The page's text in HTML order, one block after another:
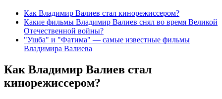
Как Владимир Валиев стал кинорежиссером?
Какие фильмы Владимир Валиев снял во время Великой
Отечественной войны?
"Ушба" и "Фатима" — самые известные фильмы
Владимира Валиева
Как Владимир Валиев стал
кинорежиссером?